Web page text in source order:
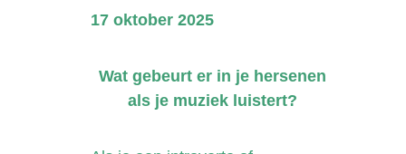
17 oktober 2025
Wat gebeurt er in je hersenen
als je muziek luistert?